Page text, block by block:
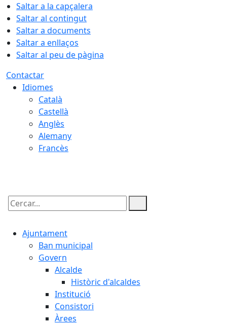
Saltar a la capçalera
Saltar al contingut
Saltar a documents
Saltar a enllaços
Saltar al peu de pàgina
Contactar
Idiomes
Català
Castellà
Anglès
Alemany
Francès
Cercar:
Ajuntament
Ban municipal
Govern
Alcalde
Històric d'alcaldes
Institució
Consistori
Àrees